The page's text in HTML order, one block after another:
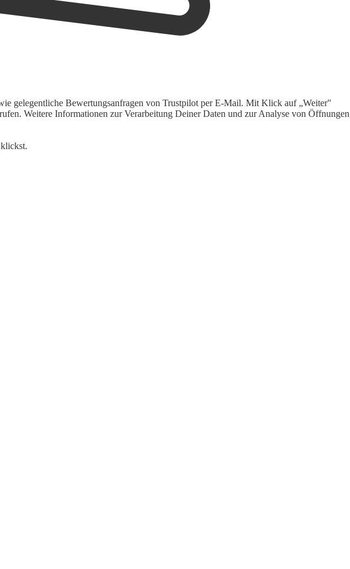
gelegentliche Bewertungsanfragen von Trustpilot per E-Mail. Mit Klick auf „Weiter"
Weitere Informationen zur Verarbeitung Deiner Daten und zur Analyse von Öffnungen